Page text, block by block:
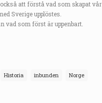
att förstå vad som skapat vår
Sverige upplöstes.
vad som först är uppenbart.
Historia inbunden
Norge